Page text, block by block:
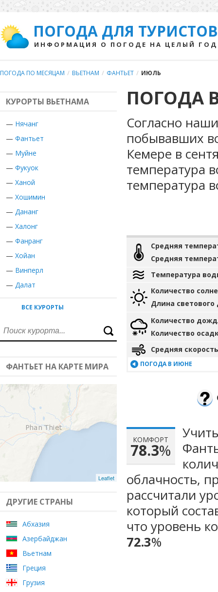
ПОГОДА ДЛЯ ТУРИСТОВ
ИНФОРМАЦИЯ О ПОГОДЕ НА ЦЕЛЫЙ ГОД
ПОГОДА ПО МЕСЯЦАМ / ВЬЕТНАМ / ФАНТЬЕТ / ИЮЛЬ
КУРОРТЫ ВЬЕТНАМА
— Нячанг
— Фантьет
— Муйне
— Фукуок
— Ханой
— Хошимин
— Дананг
— Халонг
— Фанранг
— Хойан
— Винперл
— Далат
ВСЕ КУРОРТЫ
ФАНТЬЕТ НА КАРТЕ МИРА
Leaflet
ДРУГИЕ СТРАНЫ
Абхазия
Азербайджан
Вьетнам
Греция
Грузия
ПОГОДА
Согласно
побывавших
Кемере в
температура
температура
Средняя
Средняя
Температура
Количество
Длина светового
Количество
Количество
Средняя
ПОГОДА В ИЮНЕ
КОМФОРТ
78.3%
облачность,
рассчитали
который
что уровень
72.3%